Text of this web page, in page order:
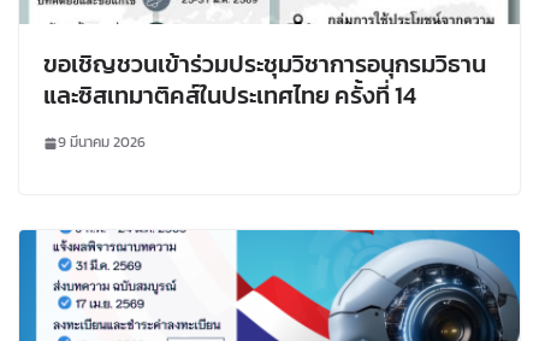
ขอเชิญชวนเข้าร่วมประชุมวิชาการอนุกรมวิธาน
และซิสเทมาติคส์ในประเทศไทย ครั้งที่ 14
9 มีนาคม 2026